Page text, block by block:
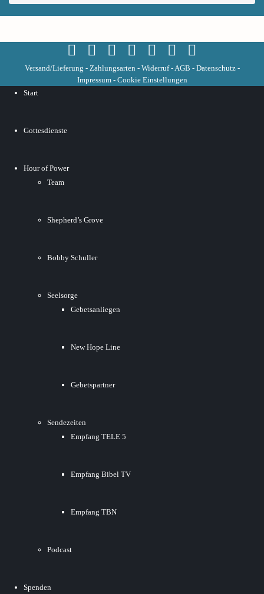
Versand/Lieferung - Zahlungsarten - Widerruf-AGB - Datenschutz-
Impressum- Cookie Einstellungen
Start
Gottesdienste
Hour of Power
Team
Shepherd’s Grove
Bobby Schuller
Seelsorge
Gebetsanliegen
New Hope Line
Gebetspartner
Sendezeiten
Empfang TELE 5
Empfang Bibel TV
Empfang TBN
Podcast
Spenden